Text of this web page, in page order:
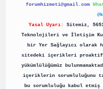
forumhizmeti@gmail.com
Yasal Uyarı:
Sitemiz,
Teknolojileri ve İletişim
bir Yer Sağlayıcı olarak
sitedeki içerikleri proaktif
yükümlülüğümüz
içeriklerin sorumluluğunu
bu sorumluluğu kabul